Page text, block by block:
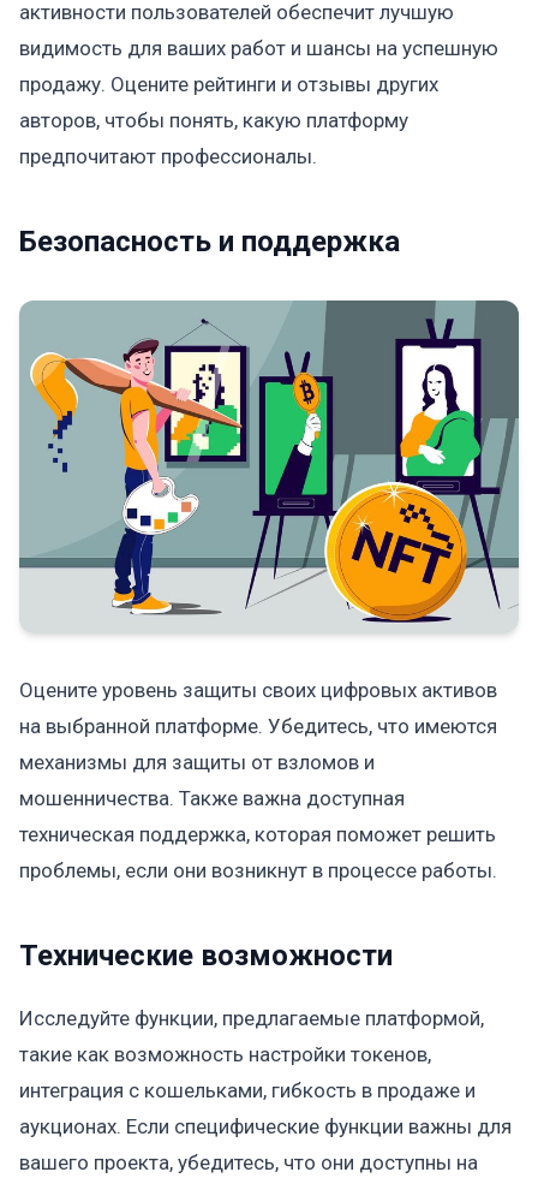
активности пользователей обеспечит лучшую
видимость для ваших работ и шансы на успешную
продажу. Оцените рейтинги и отзывы других
авторов, чтобы понять, какую платформу
предпочитают профессионалы.
Безопасность и поддержка
Оцените уровень защиты своих цифровых активов
на выбранной платформе. Убедитесь, что имеются
механизмы для защиты от взломов и
мошенничества. Также важна доступная
техническая поддержка, которая поможет решить
проблемы, если они возникнут в процессе работы.
Технические возможности
Исследуйте функции, предлагаемые платформой,
такие как возможность настройки токенов,
интеграция с кошельками, гибкость в продаже и
аукционах. Если специфические функции важны для
вашего проекта, убедитесь, что они доступны на